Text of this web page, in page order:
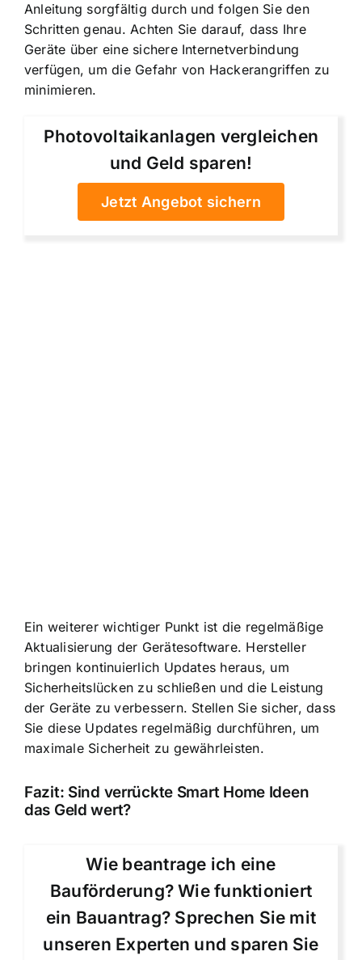
Anleitung sorgfältig durch und folgen Sie den
Schritten genau. Achten Sie darauf, dass Ihre
Geräte über eine sichere Internetverbindung
verfügen, um die Gefahr von Hackerangriffen zu
minimieren.
Photovoltaikanlagen vergleichen
und Geld sparen!
Jetzt Angebot sichern
Ein weiterer wichtiger Punkt ist die regelmäßige
Aktualisierung der Gerätesoftware. Hersteller
bringen kontinuierlich Updates heraus, um
Sicherheitslücken zu schließen und die Leistung
der Geräte zu verbessern. Stellen Sie sicher, dass
Sie diese Updates regelmäßig durchführen, um
maximale Sicherheit zu gewährleisten.
Fazit: Sind verrückte Smart Home Ideen
das Geld wert?
Wie beantrage ich eine
Bauförderung? Wie funktioniert
ein Bauantrag? Sprechen Sie mit
unseren Experten und sparen Sie